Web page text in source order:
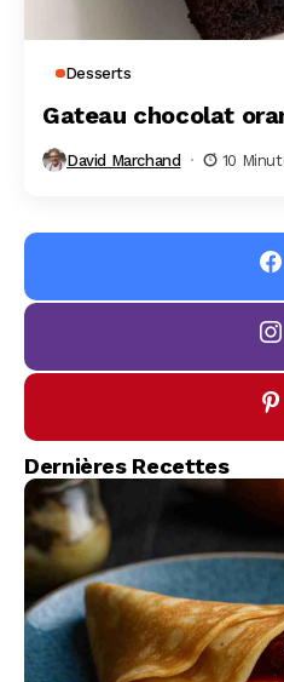
Desserts
Gateau chocolat
David Marchand 10
Dernières Recettes